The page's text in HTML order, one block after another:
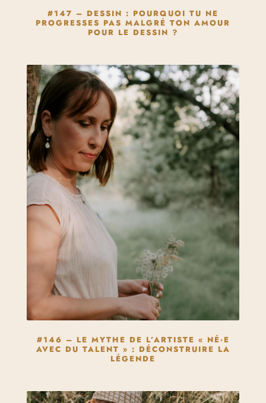
#147 – DESSIN : POURQUOI TU NE
PROGRESSES PAS MALGRÉ TON AMOUR
POUR LE DESSIN ?
#146 – LE MYTHE DE L’ARTISTE « NÉ·E
AVEC DU TALENT » : DÉCONSTRUIRE LA
LÉGENDE